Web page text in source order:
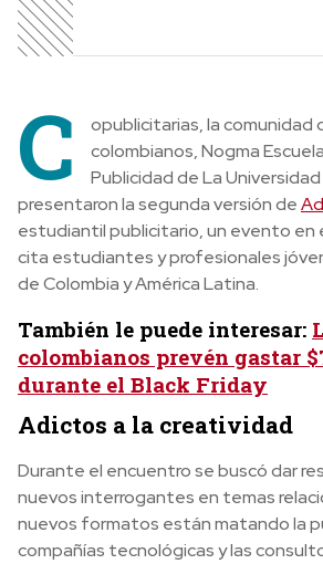
C
opublicitarias, la comunidad
colombianos, Nogma
Publicidad de La
presentaron la segunda versión de
estudiantil publicitario, un evento en
cita estudiantes y profesionales
de Colombia y América Latina.
También le puede interesar:
colombianos prevén gastar
durante el Black Friday
Adictos a la creatividad
Durante el encuentro se buscó dar
nuevos interrogantes en temas
nuevos formatos están matando la
compañías tecnológicas y las